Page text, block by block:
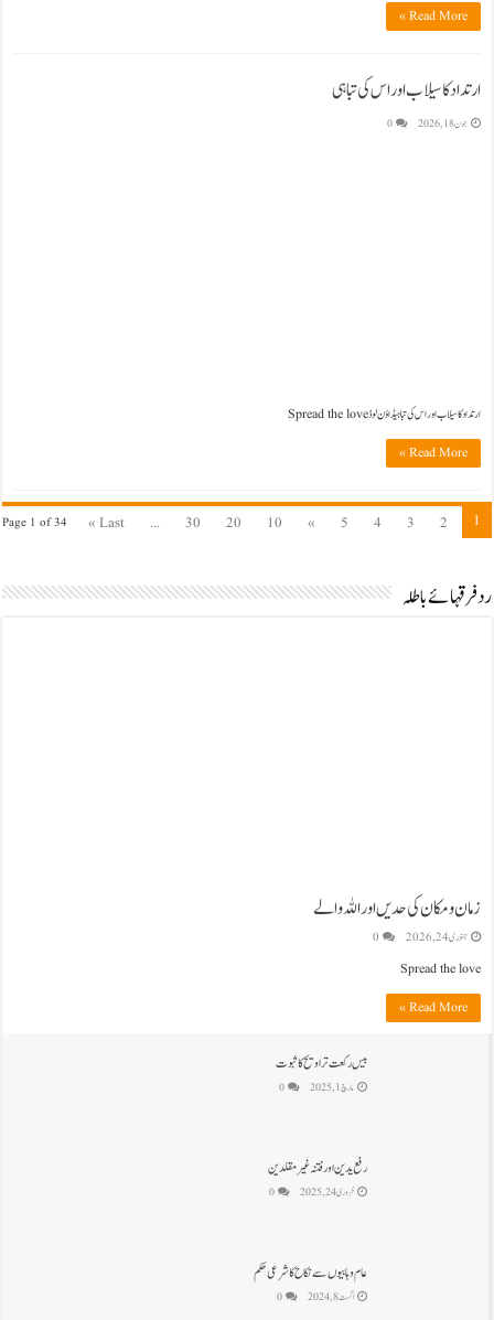
Read More »
ارتداد کا سیلاب اور اس کی تباہی
جون 18, 2026 0
ارتداد کا سیلاب اور اس کی تباہیڈاؤن لوڈ Spread the love
Read More »
Page 1 of 34 1
2
3
4
5
»
10
20
30
...
Last »
رد فرقہائے باطلہ
زمان و مکان کی حدیں اور اللہ والے
جنوری 24, 2026 0
Spread the love
Read More »
بیس رکعت تراویح کا ثبوت
مارچ 1, 2025 0
رفع یدین اور فتنہ غیرمقلدین
فروری 24, 2025 0
عام وہابیوں سے نکاح کا شرعی حکم
اگست 8, 2024 0